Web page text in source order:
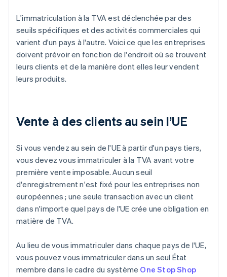
L'immatriculation à la TVA est déclenchée par des
seuils spécifiques et des activités commerciales qui
varient d'un pays à l'autre. Voici ce que les entreprises
doivent prévoir en fonction de l'endroit où se trouvent
leurs clients et de la manière dont elles leur vendent
leurs produits.
Vente à des clients au sein l’UE
Si vous vendez au sein de l'UE à partir d'un pays tiers,
vous devez vous immatriculer à la TVA avant votre
première vente imposable. Aucun seuil
d'enregistrement n'est fixé pour les entreprises non
européennes ; une seule transaction avec un client
dans n'importe quel pays de l'UE crée une obligation en
matière de TVA.
Au lieu de vous immatriculer dans chaque pays de l'UE,
vous pouvez vous immatriculer dans un seul État
membre dans le cadre du système One Stop Shop